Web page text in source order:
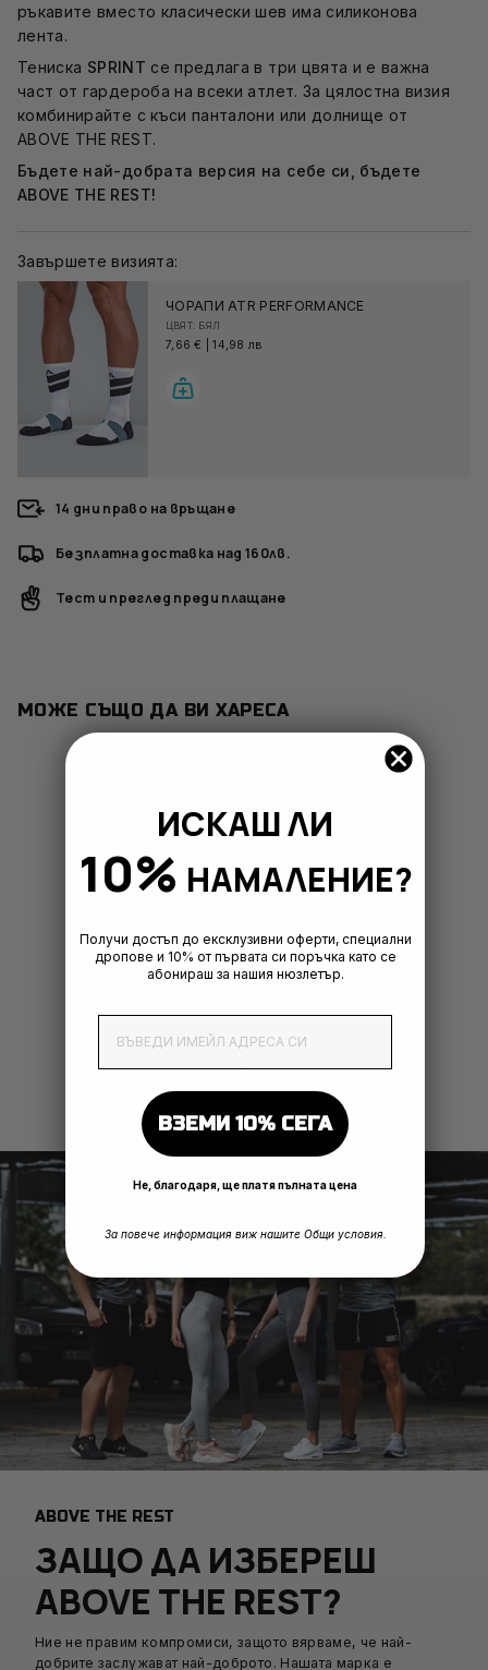
ръкавите вместо класически шев има силиконова
лента.
Тениска SPRINT се предлага в три цвята и е важна
част от гардероба на всеки атлет. За цялостна визия
комбинирайте с къси панталони или долнище от
ABOVE THE REST.
Бъдете най-добрата версия на себе си, бъдете
ABOVE THE REST!
Завършете визията:
ЧОРАПИ ATR PERFORMANCE
ЦВЯТ: БЯЛ
7,66 € 14,98 лв
14 дни право на връщане
Безплатна доставка над 160лв.
Тест и преглед преди плащане
МОЖЕ СЪЩО ДА ВИ ХАРЕСА
ОТЗИВИ ОТ КЛИЕНТИ
Напишете
отзив
ABOVE THE REST
ЗАЩО ДА ИЗБЕРЕШ
ABOVE THE REST?
Ние не правим компромиси, защото вярваме, че най-
добрите заслужават най-доброто. Нашата марка е
ИСКАШ ЛИ
10% НАМАЛЕНИЕ?
Получи достъп до ексклузивни оферти, специални
дропове и 10% от първата си поръчка като се
абонираш за нашия нюзлетър.
EmailAddress
ВЗЕМИ 10% СЕГА
Не, благодаря, ще платя пълната цена
За повече информация виж нашите Общи условия.